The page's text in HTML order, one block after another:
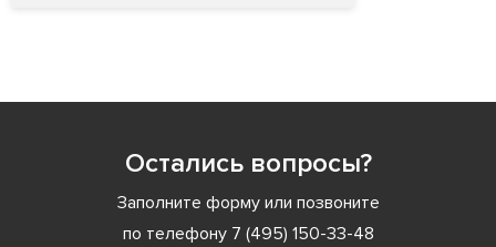
Остались вопросы?
Заполните форму или позвоните
по телефону 7 (495) 150-33-48